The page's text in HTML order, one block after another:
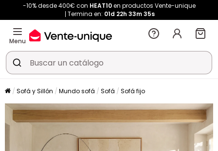
-10% desde 400€ con HEAT10en productos Vente-unique
Termina en: 01d 22h 33m 34s
Menu
Sofá y Sillón Mundo sofá Sofá Sofá fijo